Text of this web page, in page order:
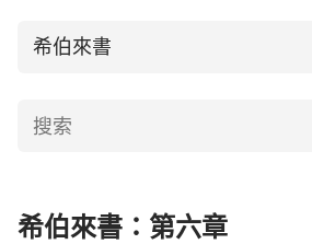
希伯來書
馬太福音
使徒行傳
加拉太書
希伯來書：第六章